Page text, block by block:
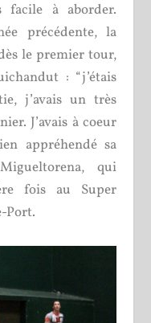
facile à aborder.
précédente, la
le premier tour,
: “j’étais
j’avais un très
J’avais à coeur
appréhendé sa
qui
fois au Super
Port.